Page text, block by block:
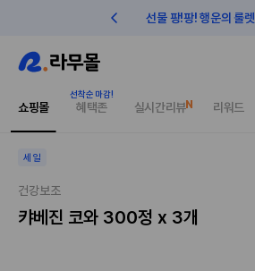
선물 팡!팡! 행운의 룰렛
쇼핑몰 혜택존 실시간리뷰 리워드
오늘의 추천상품
세일
건강보조
캬베진 코와 300정 x 3개